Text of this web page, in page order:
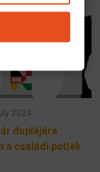
2024
duplájára
a családi pótlék